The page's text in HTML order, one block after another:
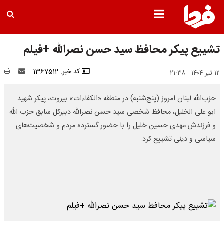
تشییع پیکر محافظ سید حسن نصرالله +فیلم
۱۲ تیر ۱۴۰۴ - ۲۱:۳۸ کد خبر: 1367512
حزب‌الله لبنان امروز (پنج‌شنبه) در منطقه «الکفاءات» بیروت، پیکر شهید
ابو علی الخلیل، محافظ شخصی سید حسن نصرالله دبیرکل سابق حزب الله
و فرزندش مهدی حسین خلیل را با حضور گسترده مردم و شخصیت‌های
سیاسی و دینی تشییع کرد.